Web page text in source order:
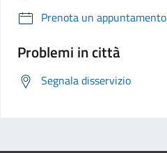
Prenota un appuntamento
Problemi in città
Segnala disservizio